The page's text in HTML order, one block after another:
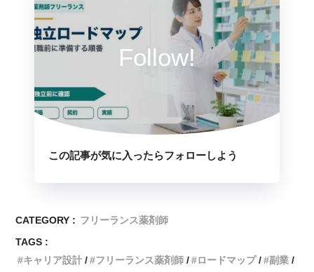
Follow!
この記事が気に入ったらフォローしよう
CATEGORY : フリーランス薬剤師
TAGS :
キャリア設計
フリーランス薬剤師 ロードマップ
副業